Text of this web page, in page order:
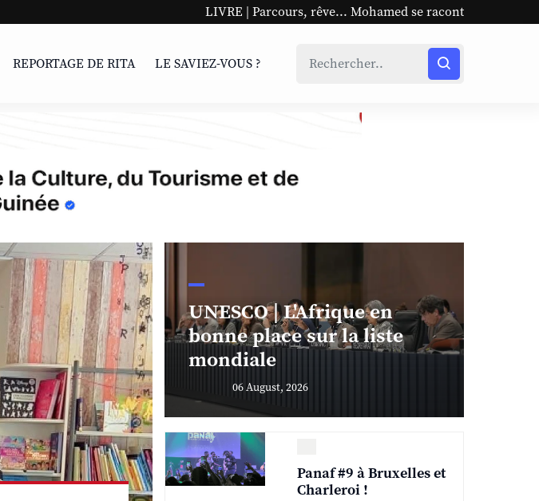
LIVRE | Parcours, rêve... Mohamed se raconte UNESCO | L'Afrique en
REPORTAGE DE RITA LE SAVIEZ-VOUS ?
UNESCO | L'Afrique en
bonne place sur la liste
mondiale
06 August, 2026
Panaf #9 à Bruxelles et
Charleroi !